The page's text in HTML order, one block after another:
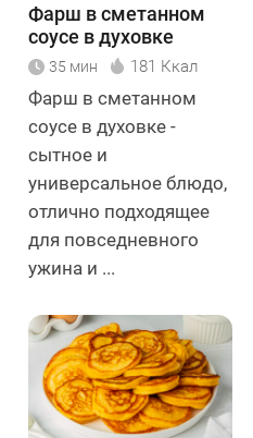
Фарш в сметанном
соусе в духовке
35 мин 181 Ккал
Фарш в сметанном
соусе в духовке -
сытное и
универсальное блюдо,
отлично подходящее
для повседневного
ужина и ...